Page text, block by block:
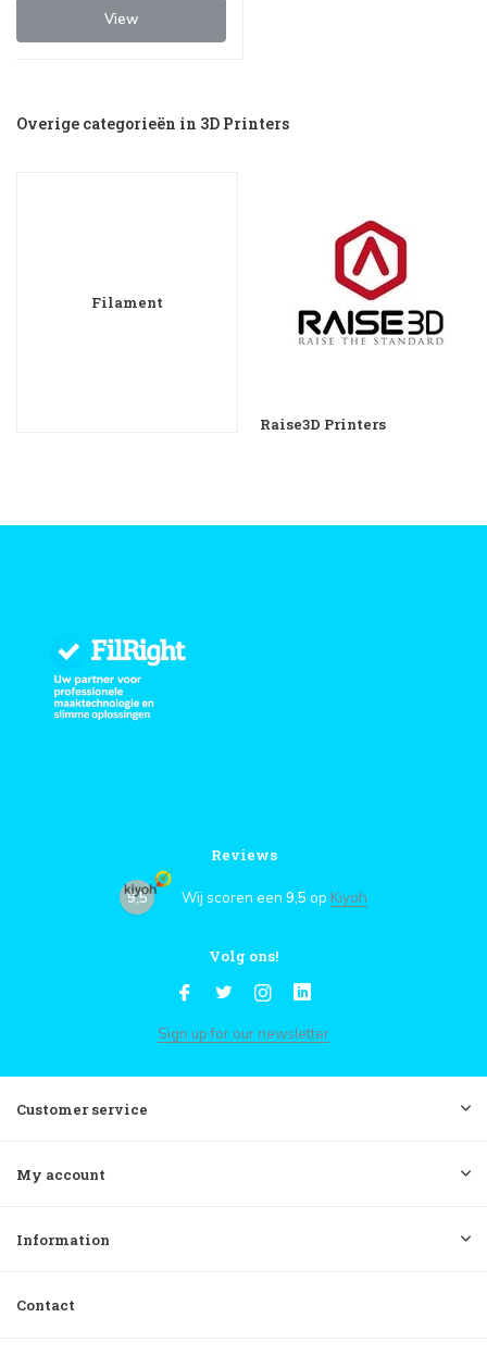
View
Overige categorieën in 3D Printers
Filament
Raise3D Printers
Reviews
9,5 Wij scoren een 9,5 op Kiyoh
Volg ons!
Sign up for our newsletter
Customer service
My account
Information
Contact